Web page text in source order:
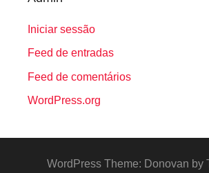
Iniciar sessão
Feed de entradas
Feed de comentários
WordPress.org
WordPress Theme: Donovan by